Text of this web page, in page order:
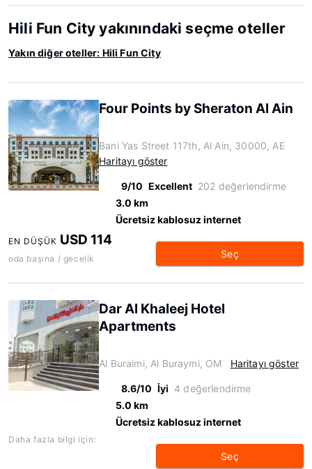
Hili Fun City yakınındaki seçme oteller
Yakın diğer oteller: Hili Fun City
Four Points by Sheraton Al Ain
Bani Yas Street 117th, Al Ain, 30000, AE
Haritayı göster
9/10 Excellent 202 değerlendirme
3.0 km
Ücretsiz kablosuz internet
EN DÜŞÜK USD 114
oda başına / gecelik Seç
Dar Al Khaleej Hotel
Apartments
Al Buraimi, Al Buraymi, OM Haritayı göster
8.6/10 İyi 4 değerlendirme
5.0 km
Ücretsiz kablosuz internet
Daha fazla bilgi için:
Seç